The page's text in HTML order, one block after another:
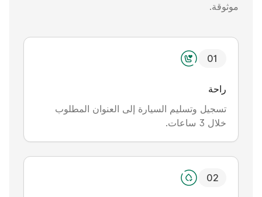
موثوقة.
01
راحة
تسجيل وتسليم السيارة إلى العنوان المطلوب
خلال 3 ساعات.
02